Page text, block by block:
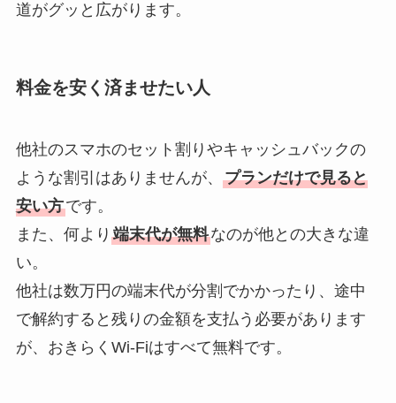
道がグッと広がります。
料金を安く済ませたい人
他社のスマホのセット割りやキャッシュバックの
ような割引はありませんが、 プランだけで見ると
安い方です。
また、何より 端末代が無料なのが他との大きな違
い。
他社は数万円の端末代が分割でかかったり、途中
で解約すると残りの金額を支払う必要があります
が、おきらくWi-Fiはすべて無料です。